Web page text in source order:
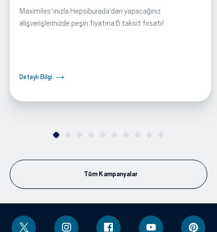
Maximiles'ınızla Hepsiburada‘dan yapacağınız
alışverişlerinizde peşin fiyatına 6 taksit fırsatı!
Detaylı Bilgi
Tüm Kampanyalar